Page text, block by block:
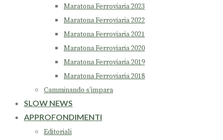
Maratona Ferroviaria 2023
Maratona Ferroviaria 2022
Maratona Ferroviaria 2021
Maratona Ferroviaria 2020
Maratona Ferroviaria 2019
Maratona Ferroviaria 2018
Camminando s’impara
SLOW NEWS
APPROFONDIMENTI
Editoriali